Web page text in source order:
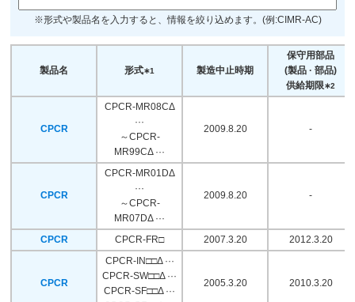
※形式や製品名を入力すると、情報を絞り込めます。(例:CIMR-AC)
製品名 形式∗1 製造中止時期
保守用部品
(製品 · 部品)
供給期限∗2
CPCR
CPCR-MR08CΔ
···
～CPCR-
MR99CΔ ···
2009.8.20 -
CPCR
CPCR-MR01DΔ
···
～CPCR-
MR07DΔ ···
2009.8.20 -
CPCR CPCR-FR□ 2007.3.20 2012.3.20
CPCR
CPCR-IN□□Δ ···
CPCR-SW□□Δ ···
CPCR-SF□□Δ ···
2005.3.20 2010.3.20